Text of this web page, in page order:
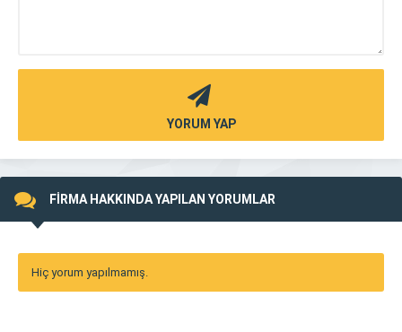
YORUM YAP
FİRMA HAKKINDA YAPILAN YORUMLAR
Hiç yorum yapılmamış.